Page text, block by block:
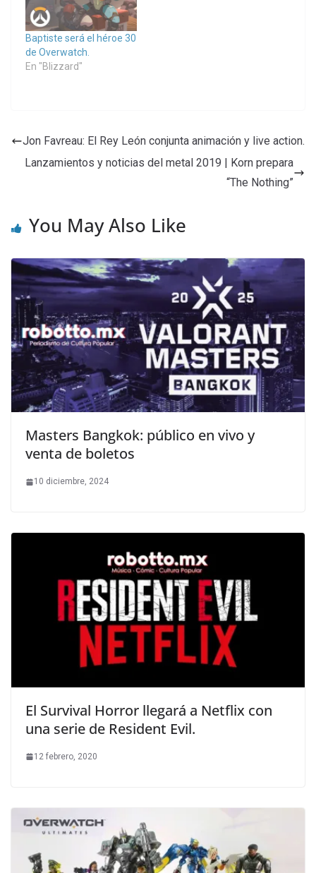
Baptiste será el héroe 30
de Overwatch.
En "Blizzard"
Jon Favreau: El Rey León conjunta animación y live action.
Lanzamientos y noticias del metal 2019 | Korn prepara
“The Nothing”
You May Also Like
Masters Bangkok: público en vivo y
venta de boletos
10 diciembre, 2024
El Survival Horror llegará a Netflix con
una serie de Resident Evil.
12 febrero, 2020